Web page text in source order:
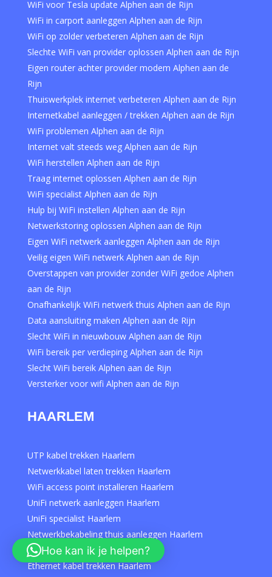
WiFi voor Tesla update Alphen aan de Rijn
WiFi in carport aanleggen Alphen aan de Rijn
WiFi op zolder verbeteren Alphen aan de Rijn
Slechte WiFi van provider oplossen Alphen aan de Rijn
Eigen router achter provider modem Alphen aan de
Rijn
Thuiswerkplek internet verbeteren Alphen aan de Rijn
Internetkabel aanleggen / trekken Alphen aan de Rijn
WiFi problemen Alphen aan de Rijn
Internet valt steeds weg Alphen aan de Rijn
WiFi herstellen Alphen aan de Rijn
Traag internet oplossen Alphen aan de Rijn
WiFi specialist Alphen aan de Rijn
Hulp bij WiFi instellen Alphen aan de Rijn
Netwerkstoring oplossen Alphen aan de Rijn
Eigen WiFi netwerk aanleggen Alphen aan de Rijn
Veilig eigen WiFi netwerk Alphen aan de Rijn
Overstappen van provider zonder WiFi gedoe Alphen
aan de Rijn
Onafhankelijk WiFi netwerk thuis Alphen aan de Rijn
Data aansluiting maken Alphen aan de Rijn
Slecht WiFi in nieuwbouw Alphen aan de Rijn
WiFi bereik per verdieping Alphen aan de Rijn
Slecht WiFi bereik Alphen aan de Rijn
Versterker voor wifi Alphen aan de Rijn
HAARLEM
UTP kabel trekken Haarlem
Netwerkkabel laten trekken Haarlem
WiFi access point installeren Haarlem
UniFi netwerk aanleggen Haarlem
UniFi specialist Haarlem
Netwerkbekabeling thuis aanleggen Haarlem
Extra internetpunt maken Haarlem
Ethernet kabel trekken Haarlem
Hoe kan ik je helpen?